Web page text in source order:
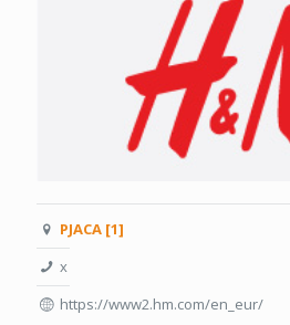
PJACA [1]
x
https://www2.hm.com/en_eur/